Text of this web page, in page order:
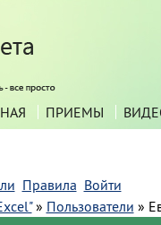
ПРИЕМЫ
Правила Войти
» Пользователи »